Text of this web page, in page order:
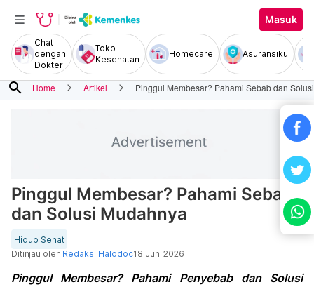
Masuk
Chat
dengan
Dokter
Toko
Kesehatan
Homecare Asuransiku
search Home Artikel Pinggul Membesar? Pahami Sebab dan
Pinggul Membesar? Pahami Sebab
dan Solusi Mudahnya
Hidup Sehat
Ditinjau oleh Redaksi Halodoc18 Juni 2026
Pinggul Membesar? Pahami Penyebab dan Solusi